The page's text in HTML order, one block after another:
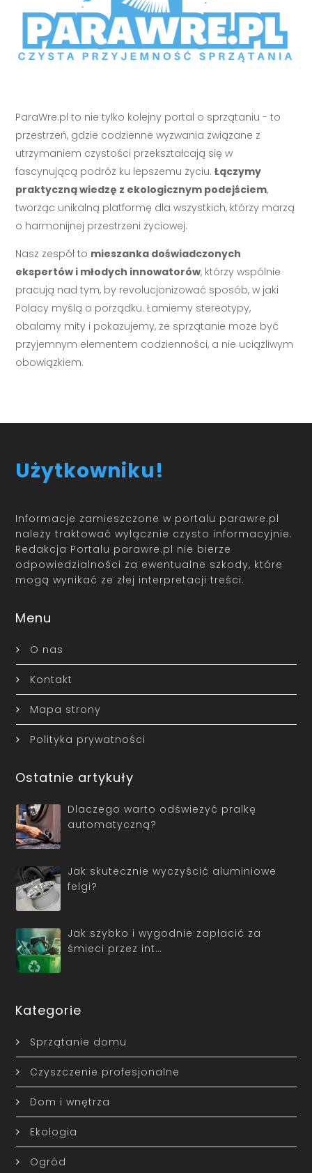
ParaWre.pl to nie tylko kolejny portal o sprzątaniu - to
przestrzeń, gdzie codzienne wyzwania związane z
utrzymaniem czystości przekształcają się w
fascynującą podróż ku lepszemu życiu.Łączymy
praktyczną wiedzę z ekologicznym podejściem,
tworząc unikalną platformę dla wszystkich, którzy marzą
o harmonijnej przestrzeni życiowej.
Nasz zespół to mieszanka doświadczonych
ekspertów i młodych innowatorów, którzy wspólnie
pracują nad tym, by revolucjonizować sposób, w jaki
Polacy myślą o porządku. Łamiemy stereotypy,
obalamy mity i pokazujemy, że sprzątanie może być
przyjemnym elementem codzienności, a nie uciążliwym
obowiązkiem.
Użytkowniku!
Informacje zamieszczone w portalu parawre.pl
należy traktować wyłącznie czysto informacyjnie.
Redakcja Portalu parawre.pl nie bierze
odpowiedzialności za ewentualne szkody, które
mogą wynikać ze złej interpretacji treści.
Menu
O nas
Kontakt
Mapa strony
Polityka prywatności
Ostatnie artykuły
Dlaczego warto odświeżyć pralkę
automatyczną?
Jak skutecznie wyczyścić aluminiowe
felgi?
Jak szybko i wygodnie zapłacić za
śmieci przez int…
Kategorie
Sprzątanie domu
Czyszczenie profesjonalne
Dom i wnętrza
Ekologia
Ogród